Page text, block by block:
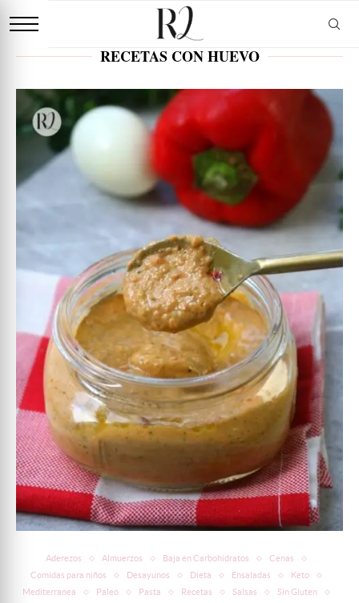
RECETAS CON HUEVO
Aderezos Almuerzos Baja en Carbohidratos
Cenas
Comidas para niños
Desayunos Dieta Ensaladas
Keto
Mediterranea
Paleo Pasta Recetas Salsas
Sin Gluten